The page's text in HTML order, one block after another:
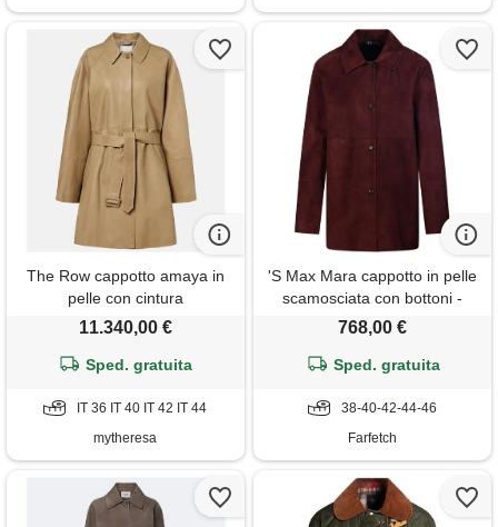
The Row cappotto amaya in
pelle con cintura
11.340,00 €
Sped. gratuita
IT 36 IT 40 IT 42 IT 44
mytheresa
'S Max Mara cappotto in pelle
scamosciata con bottoni -
rosso
768,00 €
Sped. gratuita
38-40-42-44-46
Farfetch